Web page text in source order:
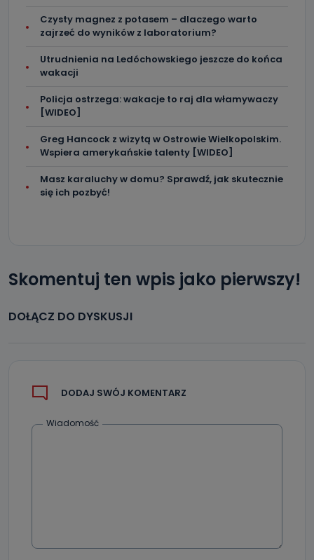
Czysty magnez z potasem – dlaczego warto
zajrzeć do wyników z laboratorium?
Utrudnienia na Ledóchowskiego jeszcze do końca
wakacji
Policja ostrzega: wakacje to raj dla włamywaczy
[WIDEO]
Greg Hancock z wizytą w Ostrowie Wielkopolskim.
Wspiera amerykańskie talenty [WIDEO]
Masz karaluchy w domu? Sprawdź, jak skutecznie
się ich pozbyć!
Skomentuj ten wpis jako pierwszy!
DOŁĄCZ DO DYSKUSJI
DODAJ SWÓJ KOMENTARZ
Wiadomość